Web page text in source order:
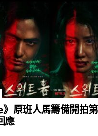
原班人馬籌備開拍第
應